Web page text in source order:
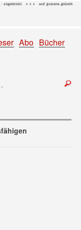
Abo Bücher